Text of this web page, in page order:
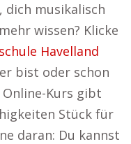
dich musikalisch
wissen? Klicke
Havelland
bist oder schon
Kurs gibt
Stück für
daran: Du kannst